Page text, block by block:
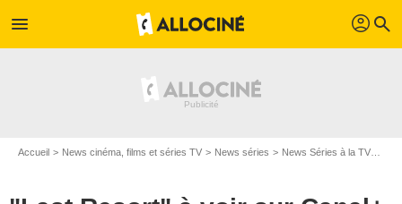
menu profil search
Accueil News cinéma, films et séries TV News séries News Séries à la TV